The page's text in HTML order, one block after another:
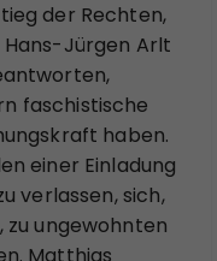
der Rechten,
Jürgen Arlt
faschistische
haben.
einer Einladung
verlassen, sich,
ungewohnten